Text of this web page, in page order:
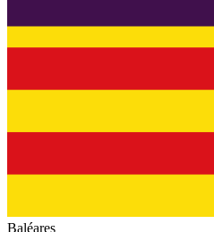
Baléares